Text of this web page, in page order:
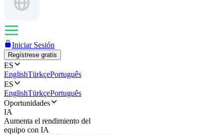
Iniciar Sesión
Regístrese gratis
ES
EnglishTürkçePortuguês
ES
EnglishTürkçePortuguês
Oportunidades
IA
Aumenta el rendimiento del
equipo con IA